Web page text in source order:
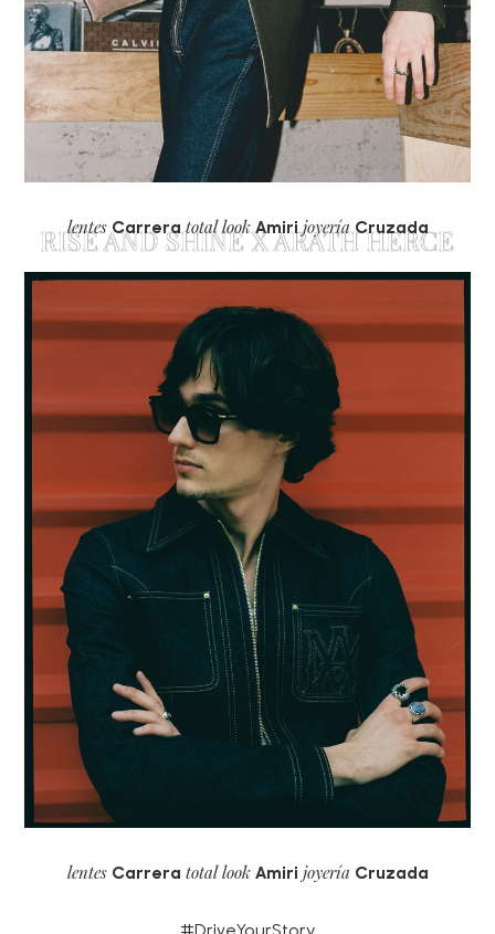
RISE AND SHINE X ARATH HERCE
lentes Carrera total look Amiri joyería Cruzada
lentes Carrera total look Amiri joyería Cruzada